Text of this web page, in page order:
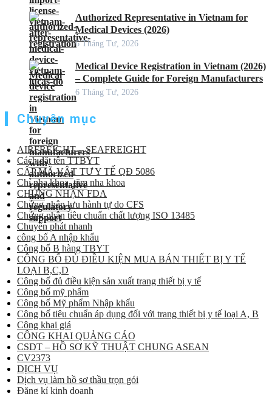
Authorized Representative in Vietnam for
Medical Devices (2026)
6 Tháng Tư, 2026
Medical Device Registration in Vietnam (2026)
– Complete Guide for Foreign Manufacturers
6 Tháng Tư, 2026
Chuyên mục
AIRFREIGHT – SEAFREIGHT
Cách đặt tên TTBYT
CẤP MÃ VẬT TƯ Y TẾ QĐ 5086
Chỉ nha khoa, tăm nha khoa
CHỨNG NHẬN FDA
Chứng nhận lưu hành tự do CFS
Chứng nhận tiêu chuẩn chất lượng ISO 13485
Chuyển phát nhanh
công bố A nhập khẩu
Công bố B hàng TBYT
CÔNG BỐ ĐỦ ĐIỀU KIỆN MUA BÁN THIẾT BỊ Y TẾ
LOẠI B,C,D
Công bố đủ điều kiện sản xuất trang thiết bị y tế
Công bố mỹ phẩm
Công bố Mỹ phẩm Nhập khẩu
Công bố tiêu chuẩn áp dụng đối với trang thiết bị y tế loại A, B
Công khai giá
CÔNG KHAI QUẢNG CÁO
CSDT – HỒ SƠ KỸ THUẬT CHUNG ASEAN
CV2373
DỊCH VỤ
Dịch vụ làm hồ sơ thầu trọn gói
Đăng kí kinh doanh